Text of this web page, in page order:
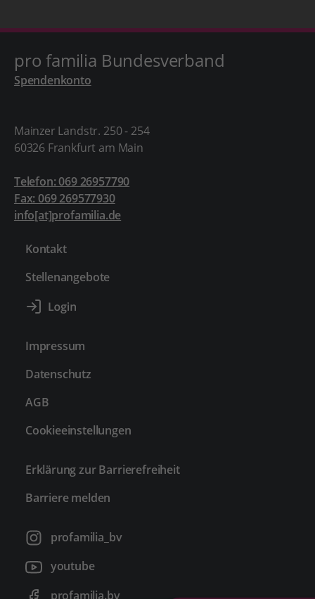
pro familia Bundesverband
Spendenkonto
Mainzer Landstr. 250 - 254
60326 Frankfurt am Main
Telefon: 069 26957790
Fax: 069 269577930
info[at]profamilia.de
Kontakt
Stellenangebote
Impressum
Datenschutz
AGB
Cookieeinstellungen
Erklärung zur Barrierefreiheit
Barriere melden
profamilia_bv
youtube
profamilia.bv